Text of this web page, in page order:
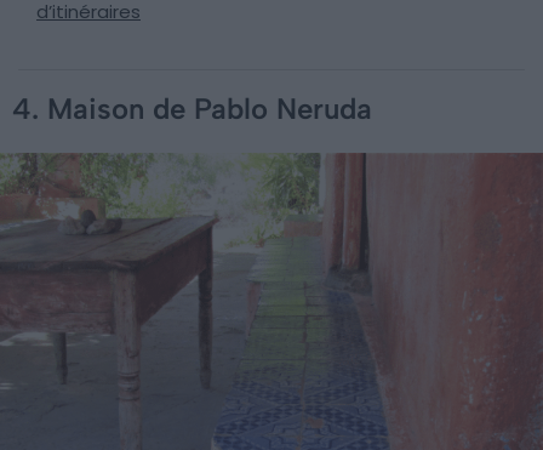
d’itinéraires
4. Maison de Pablo Neruda